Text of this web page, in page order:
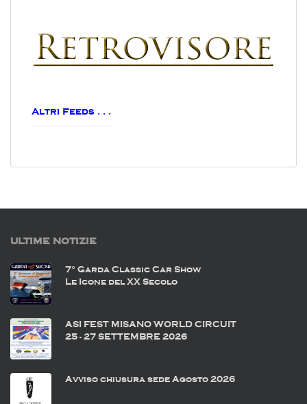
Altri Feeds . . .
ULTIME NOTIZIE
7° Garda Classic Car Show
Le Icone del XX Secolo
ASI FEST MISANO WORLD CIRCUIT
25 - 27 SETTEMBRE 2026
Avviso chiusura sede Agosto 2026